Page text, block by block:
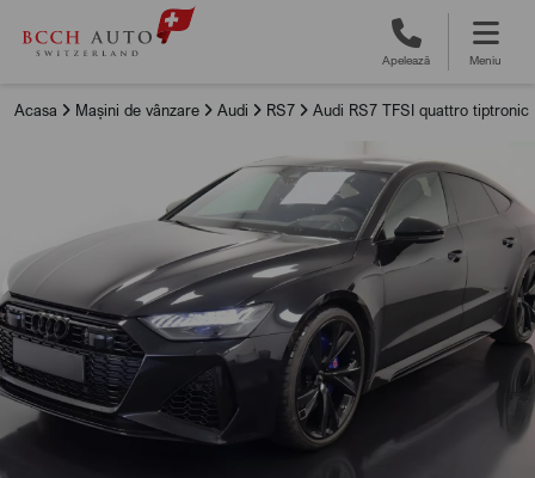
Apelează Meniu
Acasa Mașini de vânzare Audi RS7 Audi RS7 TFSI quattro tiptronic